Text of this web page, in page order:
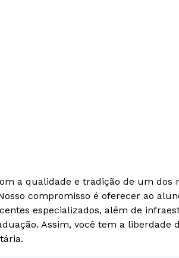
a qualidade e tradição de um dos
compromisso é oferecer ao
especializados, além de
Assim, você tem a liberdade